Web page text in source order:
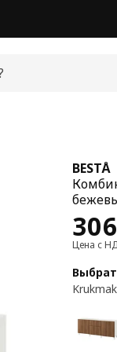
BESTÅ
306
Цена с